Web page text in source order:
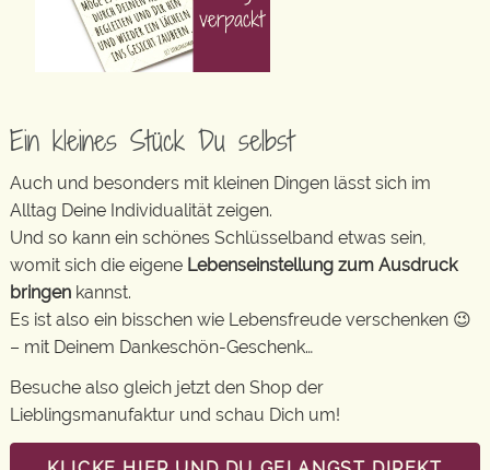
Ein kleines Stück Du selbst
Auch und besonders mit kleinen Dingen lässt sich im
Alltag Deine Individualität zeigen.
Und so kann ein schönes Schlüsselband etwas sein,
womit sich die eigene Lebenseinstellung zum Ausdruck
bringen kannst.
Es ist also ein bisschen wie Lebensfreude verschenken 😉
– mit Deinem Dankeschön-Geschenk…
Besuche also gleich jetzt den Shop der
Lieblingsmanufaktur und schau Dich um!